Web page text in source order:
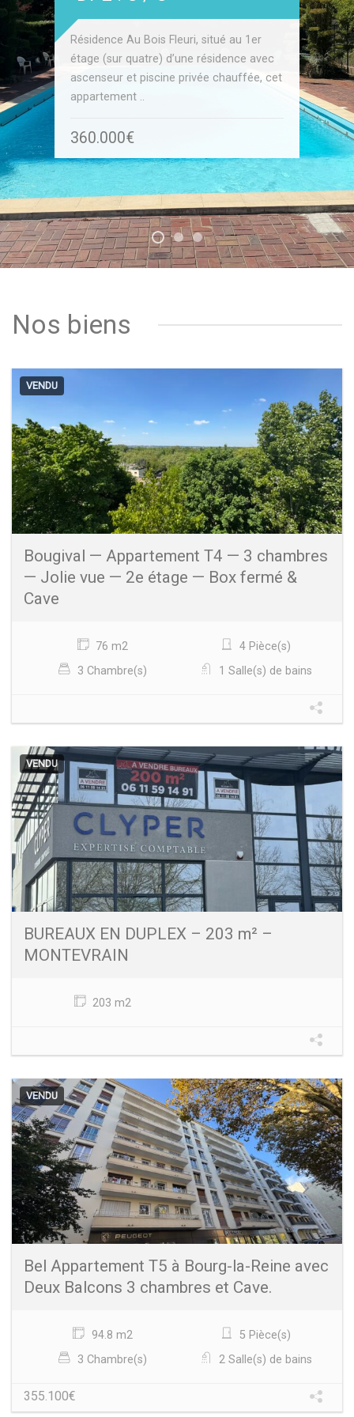
Résidence Au Bois Fleuri, situé au 1er
étage (sur quatre) d’une résidence avec
ascenseur et piscine privée chauffée, cet
appartement ..
360.000€
avec piscine
Au cœur d’une résidence verdoyante et
de bon standing, dans un immeuble avec
gardien, venez découvrir cet
PARIS 6 – 65 Rue de Rennes – un Studio
comme un T2 Métro Saint-Sulpice M4
Pourquoi comme un T2 ..
318.000€
Nos biens
VENDU
Bougival — Appartement T4 — 3 chambres
— Jolie vue — 2e étage — Box fermé &
Cave
76 m2
4 Pièce(s)
3 Chambre(s)
1 Salle(s) de bains
VENDU
BUREAUX EN DUPLEX – 203 m² –
MONTEVRAIN
203 m2
VENDU
Bel Appartement T5 à Bourg-la-Reine avec
Deux Balcons 3 chambres et Cave.
94.8 m2
5 Pièce(s)
3 Chambre(s)
2 Salle(s) de bains
355.100€